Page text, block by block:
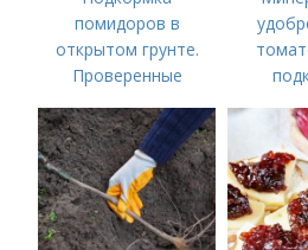
помидоров в
открытом грунте.
Проверенные
минеральные
удобрения